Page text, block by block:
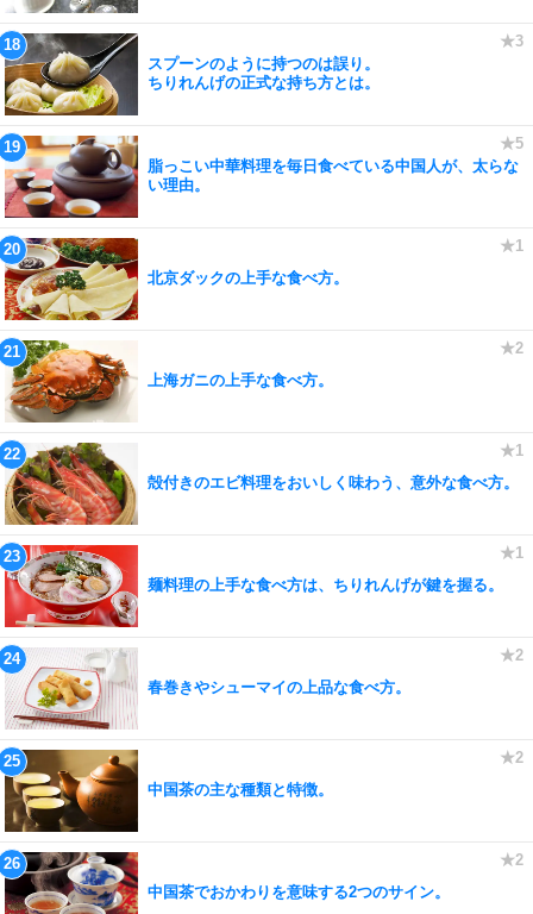
スプーンのように持つのは誤り。
ちりれんげの正式な持ち方とは。
脂っこい中華料理を毎日食べている中国人が、太らな
い理由。
北京ダックの上手な食べ方。
上海ガニの上手な食べ方。
殻付きのエビ料理をおいしく味わう、意外な食べ方。
麺料理の上手な食べ方は、ちりれんげが鍵を握る。
春巻きやシューマイの上品な食べ方。
中国茶の主な種類と特徴。
中国茶でおかわりを意味する2つのサイン。